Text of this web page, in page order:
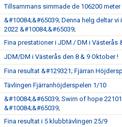
Tillsammans simmade de 106200
&#10084;&#65039; Denna helg deltar
2022 &#10084;&#65039;
Fina prestationer i JDM / DM i Västerås
JDM/DM i Västerås den 8 & 9 Oktober !
Fina resultat &#129321; Fjärran
Tävlingen Fjärranhöjderspelen 1/10
&#10084;&#65039; Swim of hope
&#10084;&#65039;
Fina resultat i 5 klubbtävlingen 25/9